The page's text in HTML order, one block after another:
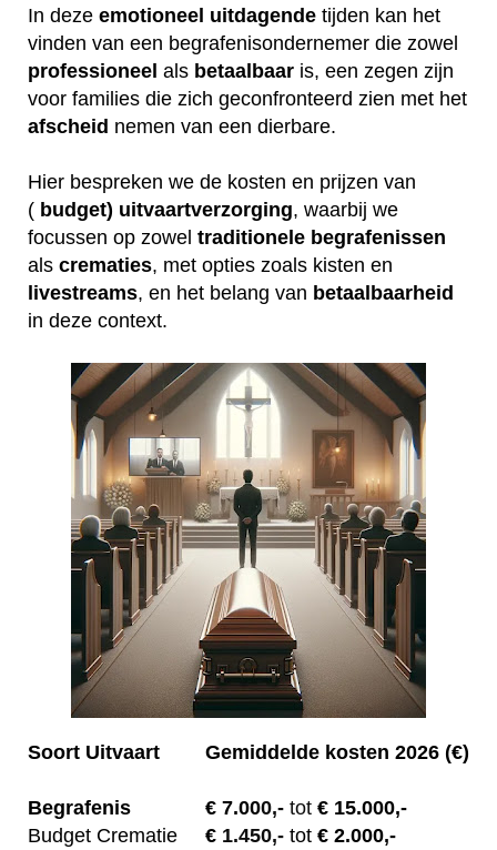
In deze emotioneel uitdagende tijden kan het
vinden van een begrafenisondernemer die zowel
professioneel als betaalbaar is, een zegen zijn
voor families die zich geconfronteerd zien met het
afscheid nemen van een dierbare.
Hier bespreken we de kosten en prijzen van
( budget) uitvaartverzorging, waarbij we
focussen op zowel traditionele begrafenissen
als crematies, met opties zoals kisten en
livestreams, en het belang van betaalbaarheid
in deze context.
Soort Uitvaart Gemiddelde kosten 2026 (€)
Begrafenis € 7.000,- tot € 15.000,-
Budget Crematie
€ 1.450,- tot € 2.000,-